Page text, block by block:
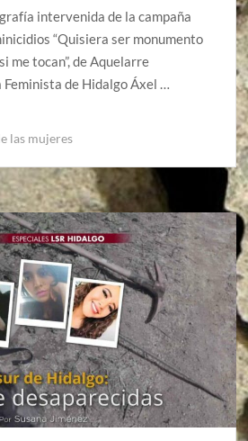
intervenida de la campaña
“Quisiera ser monumento
me tocan”, de Aquelarre
de Hidalgo Áxel …
las mujeres